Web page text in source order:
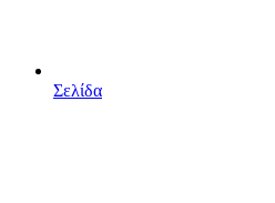
Σελίδα